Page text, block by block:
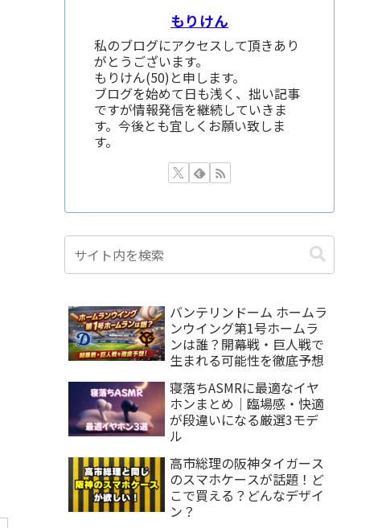
もりけん
私のブログにアクセスして頂きあり
がとうございます。
もりけん(50)と申します。
ブログを始めて日も浅く、拙い記事
ですが情報発信を継続していきま
す。今後とも宜しくお願い致しま
す。
バンテリンドーム ホームラ
ンウイング第1号ホームラ
ンは誰？開幕戦・巨人戦で
生まれる可能性を徹底予想
寝落ちASMRに最適なイヤ
ホンまとめ｜臨場感・快適
が段違いになる厳選3モデ
ル
高市総理の阪神タイガース
のスマホケースが話題！ど
こで買える？どんなデザイ
ン？